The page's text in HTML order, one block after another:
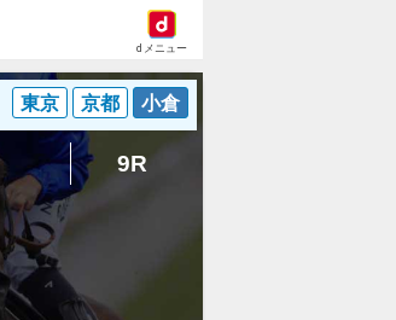
dメニュー
東京 京都 小倉
9R